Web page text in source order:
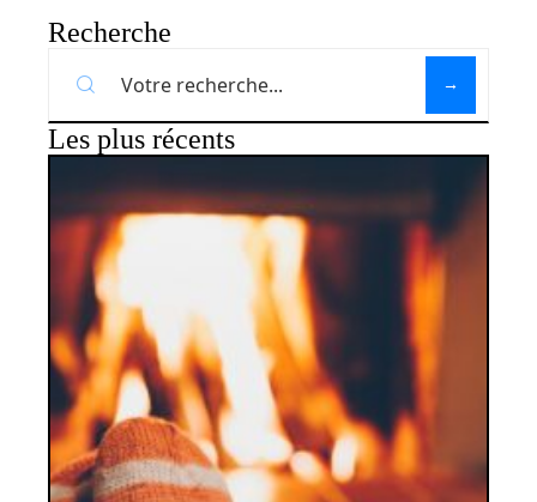
Recherche
Les plus récents